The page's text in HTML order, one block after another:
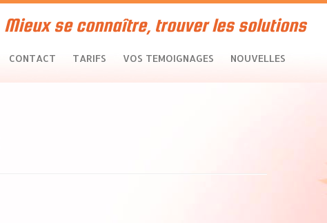
Mieux se connaître, trouver les solutions
CONTACT TARIFS VOS TEMOIGNAGES NOUVELLES